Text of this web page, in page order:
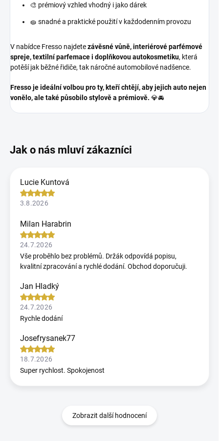
🎨 prémiový vzhled vhodný i jako dárek
🧽 snadné a praktické použití v každodenním provozu
V nabídce Fresso najdetezávěsné vůně, interiérové parfémové
spreje, textilní parfemace i doplňkovou autokosmetiku, která
potěší jak běžné řidiče, tak náročné automobilové nadšence.
Fresso je ideální volbou pro ty, kteří chtějí, aby jejich auto nejen
vonělo, ale také působilo stylově a prémiově. 💎🚘
Lucie Kuntová
3.8.2026
Milan Harabrin
24.7.2026
Vše proběhlo bez problémů. Držák odpovídá popisu,
kvalitní zpracování a rychlé dodání. Obchod doporučuji.
Jan Hladký
24.7.2026
Rychle dodání
Josefrysanek77
18.7.2026
Super rychlost. Spokojenost
Zobrazit další hodnocení